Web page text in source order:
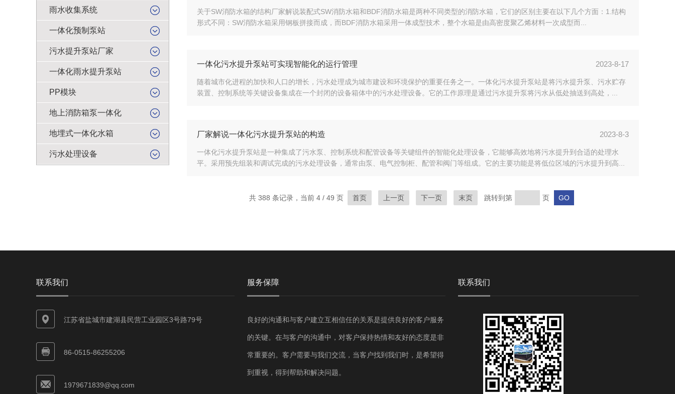
雨水收集系统
一体化预制泵站
污水提升泵站厂家
一体化雨水提升泵站
PP模块
地上消防箱泵一体化
地埋式一体化水箱
污水处理设备
关于SW消防水箱的结构厂家解说装配式SW消防水箱和BDF消防水箱是两种不同类型的消防水箱，它们的区别主要在以下几个方面：1.结构
形式不同：SW消防水箱采用钢板拼接而成，而BDF消防水箱采用一体成型技术，整个水箱是由高密度聚乙烯材料一次成型而...
一体化污水提升泵站可实现智能化的运行管理 2023-8-17
随着城市化进程的加快和人口的增长，污水处理成为城市建设和环境保护的重要任务之一。一体化污水提升泵站是将污水提升泵、污水贮存
装置、控制系统等关键设备集成在一个封闭的设备箱体中的污水处理设备。它的工作原理是通过污水提升泵将污水从低处抽送到高处，...
厂家解说一体化污水提升泵站的构造 2023-8-3
一体化污水提升泵站是一种集成了污水泵、控制系统和配管设备等关键组件的智能化处理设备，它能够高效地将污水提升到合适的处理水
平。采用预先组装和调试完成的污水处理设备，通常由泵、电气控制柜、配管和阀门等组成。它的主要功能是将低位区域的污水提升到高...
共 388 条记录，当前 4 / 49 页 首页 上一页 下一页 末页 跳转到第 页
联系我们
江苏省盐城市建湖县民营工业园区3号路79号
86-0515-86255206
1979671839@qq.com
服务保障
良好的沟通和与客户建立互相信任的关系是提供良好的客户服务
的关键。在与客户的沟通中，对客户保持热情和友好的态度是非
常重要的。客户需要与我们交流，当客户找到我们时，是希望得
到重视，得到帮助和解决问题。
联系我们